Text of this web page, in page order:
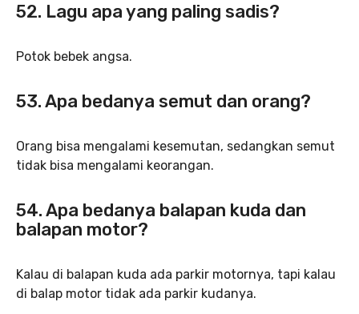
52. Lagu apa yang paling sadis?
Potok bebek angsa.
53. Apa bedanya semut dan orang?
Orang bisa mengalami kesemutan, sedangkan semut
tidak bisa mengalami keorangan.
54. Apa bedanya balapan kuda dan
balapan motor?
Kalau di balapan kuda ada parkir motornya, tapi kalau
di balap motor tidak ada parkir kudanya.